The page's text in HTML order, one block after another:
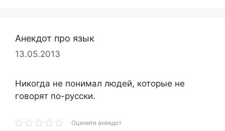
Анекдот про язык
13.05.2013
Никогда не понимал людей, которые не
говорят по-русски.
Оцените анекдот